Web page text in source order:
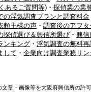
あるご質問等) ・探偵業の業
の浮気調査プランと調査料金
頼主様の声 ・調査後のアフ
探偵選び＆興信所選び ・興信
ンキング ・浮気調査の無料
して ・企業向け調査業務リン
章・画像等を大阪府興信所の許